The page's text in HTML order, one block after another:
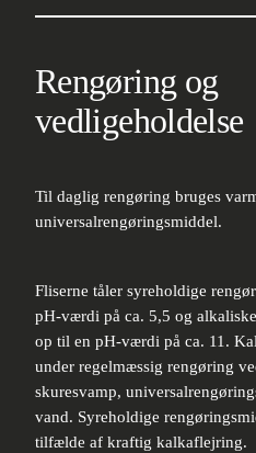
Rengøring og
vedligeholdelse
Til daglig rengøring bruges
universalrengøringsmiddel.
Fliserne tåler syreholdige
pH-værdi på ca. 5,5 og
op til en pH-værdi på ca. 11.
under regelmæssig rengøring
skuresvamp,
vand. Syreholdige
tilfælde af kraftig kalkaflejring.